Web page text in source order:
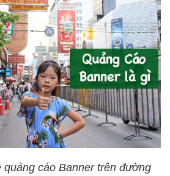
quảng cáo Banner trên đường